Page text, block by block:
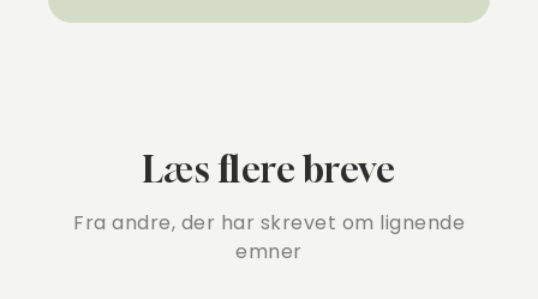
Læs flere breve
Fra andre, der har skrevet om lignende
emner